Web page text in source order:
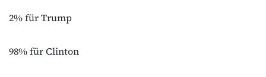
2% für Trump
98% für Clinton